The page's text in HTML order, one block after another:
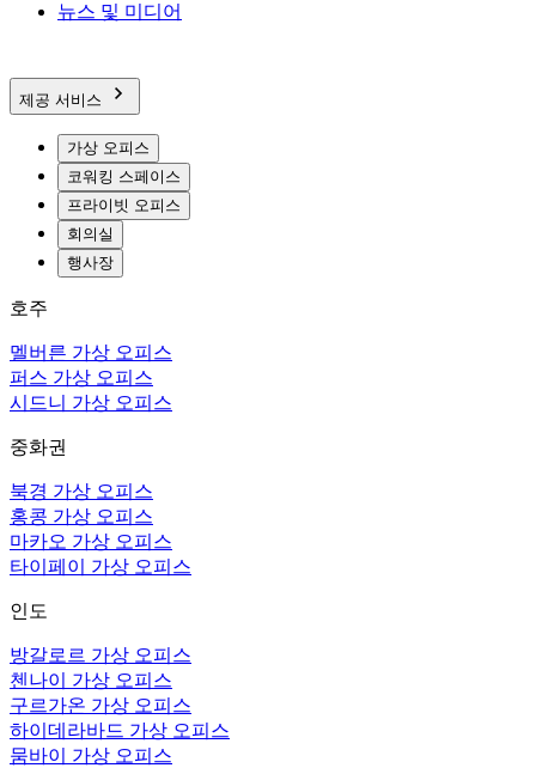
뉴스 및 미디어
제공 서비스
가상 오피스
코워킹 스페이스
프라이빗 오피스
회의실
행사장
호주
멜버른 가상 오피스
퍼스 가상 오피스
시드니 가상 오피스
중화권
북경 가상 오피스
홍콩 가상 오피스
마카오 가상 오피스
타이페이 가상 오피스
인도
방갈로르 가상 오피스
첸나이 가상 오피스
구르가온 가상 오피스
하이데라바드 가상 오피스
뭄바이 가상 오피스